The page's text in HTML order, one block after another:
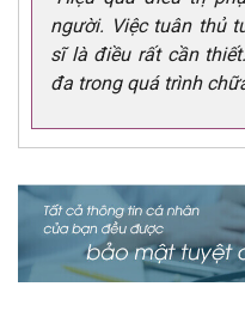
người. Việc tuân thủ
sĩ là điều rất cần
đa trong quá trình